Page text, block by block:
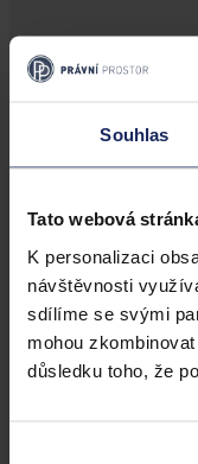
Souhlas
Tato webová
K personalizaci
návštěvnosti
sdílíme se svými
mohou
důsledku toho, že
Aktuality
mohly být
koalice
Praha 1. srpna (ČTK) -
také například o
teroristickým útokem a
3. srpna 2026,